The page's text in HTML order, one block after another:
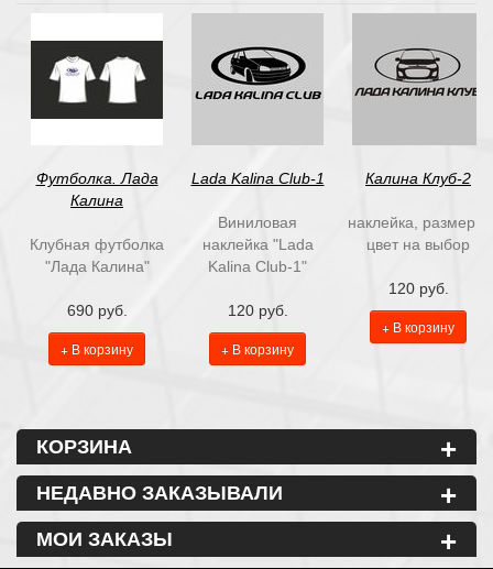
Футболка. Лада
Калина
Клубная футболка
"Лада Калина"
690 руб.
+ В корзину
Lada Kalina Club-1
Виниловая
наклейка "Lada
Kalina Club-1"
120 руб.
+ В корзину
Калина Клуб-2
наклейка, размер и
цвет на выбор
120 руб.
+ В корзину
КОРЗИНА +
НЕДАВНО ЗАКАЗЫВАЛИ +
МОИ ЗАКАЗЫ +